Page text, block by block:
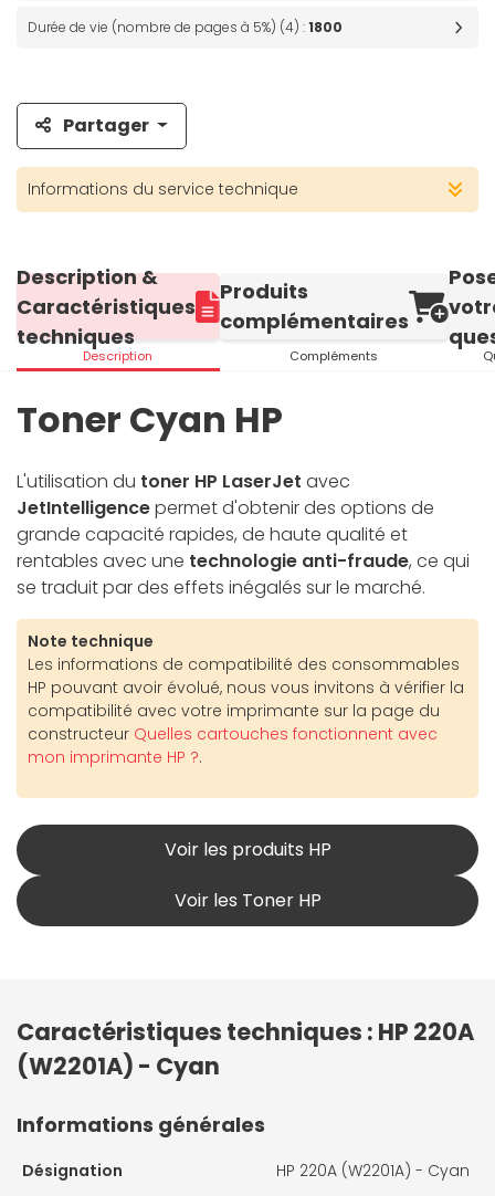
Durée de vie (nombre de pages à 5%) (4) :1800
Partager
Informations du service technique
Description &
Caractéristiques
techniques
Description
Produits
complémentaires
Compléments
Toner Cyan HP
L'utilisation du toner HP LaserJet avec
JetIntelligencepermet d'obtenir des options de
grande capacité rapides, de haute qualité et
rentables avec une technologie anti-fraude, ce qui
se traduit par des effets inégalés sur le marché.
Note technique
Les informations de compatibilité des consommables
HP pouvant avoir évolué, nous vous invitons à vérifier la
compatibilité avec votre imprimante sur la page du
constructeur Quelles cartouches fonctionnent avec
mon imprimante HP ?.
Voir les produits HP
Voir les Toner HP
Caractéristiques techniques : HP 220A
(W2201A) - Cyan
Informations générales
Désignation
HP 220A (W2201A) - Cyan